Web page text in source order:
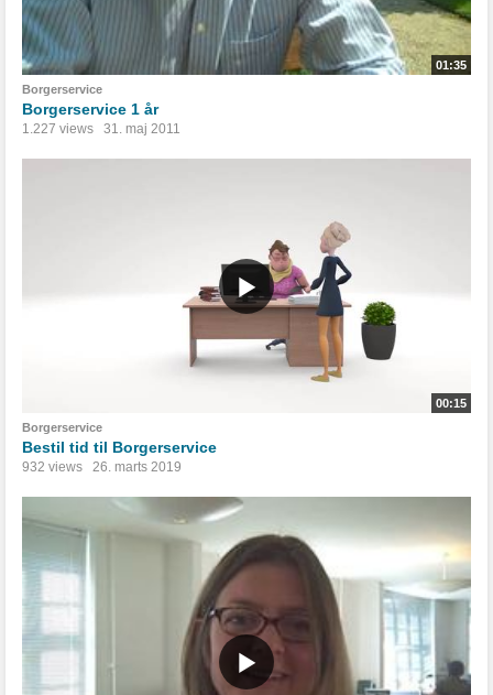
01:35
Borgerservice
Borgerservice 1 år
1.227 views 31. maj 2011
00:15
Borgerservice
Bestil tid til Borgerservice
932 views 26. marts 2019